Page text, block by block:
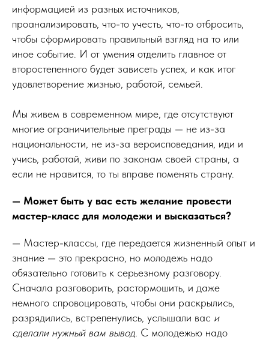
информацией из разных источников,
проанализировать, что-то учесть, что-то отбросить,
чтобы сформировать правильный взгляд на то или
иное событие. И от умения отделить главное от
второстепенного будет зависеть успех, и как итог
удовлетворение жизнью, работой, семьей.
Мы живем в современном мире, где отсутствуют
многие ограничительные преграды — не из-за
национальности, не из-за вероисповедания, иди и
учись, работай, живи по законам своей страны, а
если не нравится, то ты вправе поменять страну.
— Может быть у вас есть желание провести
мастер-класс для молодежи и высказаться?
— Мастер-классы, где передается жизненный опыт и
знание — это прекрасно, но молодежь надо
обязательно готовить к серьезному разговору.
Сначала разговорить, растормошить, и даже
немного спровоцировать, чтобы они раскрылись,
разрядились, встрепенулись, услышали вас и
сделали нужный вам вывод. С молодежью надо